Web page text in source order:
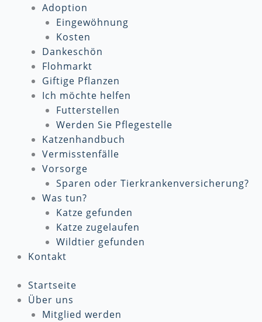
Adoption
Eingewöhnung
Kosten
Dankeschön
Flohmarkt
Giftige Pflanzen
Ich möchte helfen
Futterstellen
Werden Sie Pflegestelle
Katzenhandbuch
Vermisstenfälle
Vorsorge
Sparen oder Tierkrankenversicherung?
Was tun?
Katze gefunden
Katze zugelaufen
Wildtier gefunden
Kontakt
Startseite
Über uns
Mitglied werden